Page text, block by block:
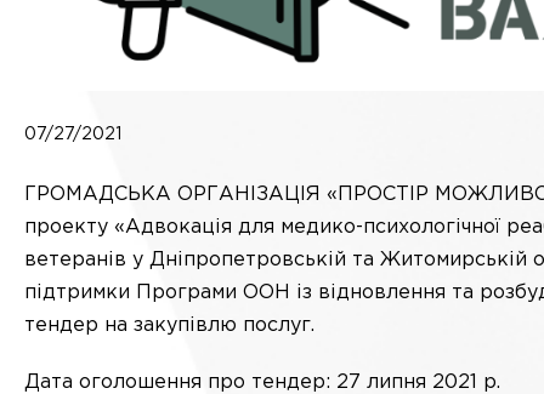
07/27/2021
ГРОМАДСЬКА ОРГАНІЗАЦІЯ «ПРОСТІР
проекту «Адвокація для медико-психологічної
ветеранів у Дніпропетровській та Житомирській
підтримки Програми ООН із відновлення та
тендер на закупівлю послуг.
Дата оголошення про тендер: 27 липня 2021 р.